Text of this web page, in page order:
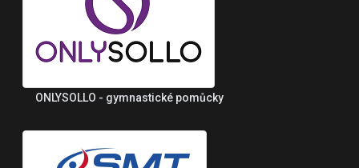
ONLYSOLLO - gymnastické pomůcky